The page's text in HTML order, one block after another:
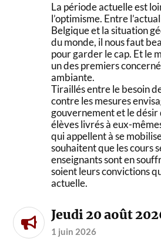
La période actuelle est
l’optimisme. Entre
Belgique et la situation
du monde, il nous faut
pour garder le cap. Et le
un des premiers
ambiante.
Tiraillés entre le besoin
contre les mesures
gouvernement et le désir
élèves livrés à eux-
qui appellent à se
souhaitent que les cours
enseignants sont en
soient leurs convictions
actuelle.
Jeudi 20 août
1 juin 2026